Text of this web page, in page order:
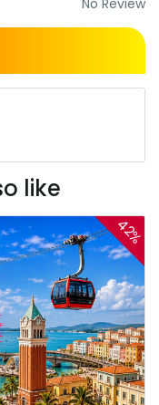
like
42%